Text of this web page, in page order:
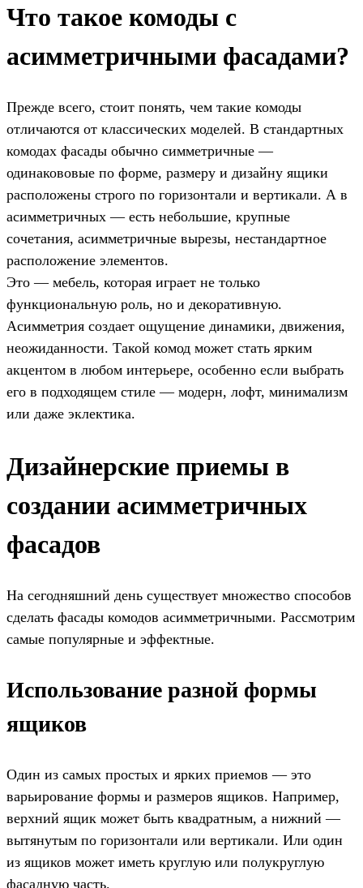
Что такое комоды с
асимметричными фасадами?
Прежде всего, стоит понять, чем такие комоды
отличаются от классических моделей. В стандартных
комодах фасады обычно симметричные —
одинакововые по форме, размеру и дизайну ящики
расположены строго по горизонтали и вертикали. А в
асимметричных — есть небольшие, крупные
сочетания, асимметричные вырезы, нестандартное
расположение элементов.
Это — мебель, которая играет не только
функциональную роль, но и декоративную.
Асимметрия создает ощущение динамики, движения,
неожиданности. Такой комод может стать ярким
акцентом в любом интерьере, особенно если выбрать
его в подходящем стиле — модерн, лофт, минимализм
или даже эклектика.
Дизайнерские приемы в
создании асимметричных
фасадов
На сегодняшний день существует множество способов
сделать фасады комодов асимметричными. Рассмотрим
самые популярные и эффектные.
Использование разной формы
ящиков
Один из самых простых и ярких приемов — это
варьирование формы и размеров ящиков. Например,
верхний ящик может быть квадратным, а нижний —
вытянутым по горизонтали или вертикали. Или один
из ящиков может иметь круглую или полукруглую
фасадную часть.